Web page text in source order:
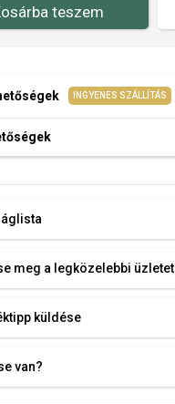
teszem
INGYENES SZÁLLÍTÁS
meg a legközelebbi üzletet
küldése
van?